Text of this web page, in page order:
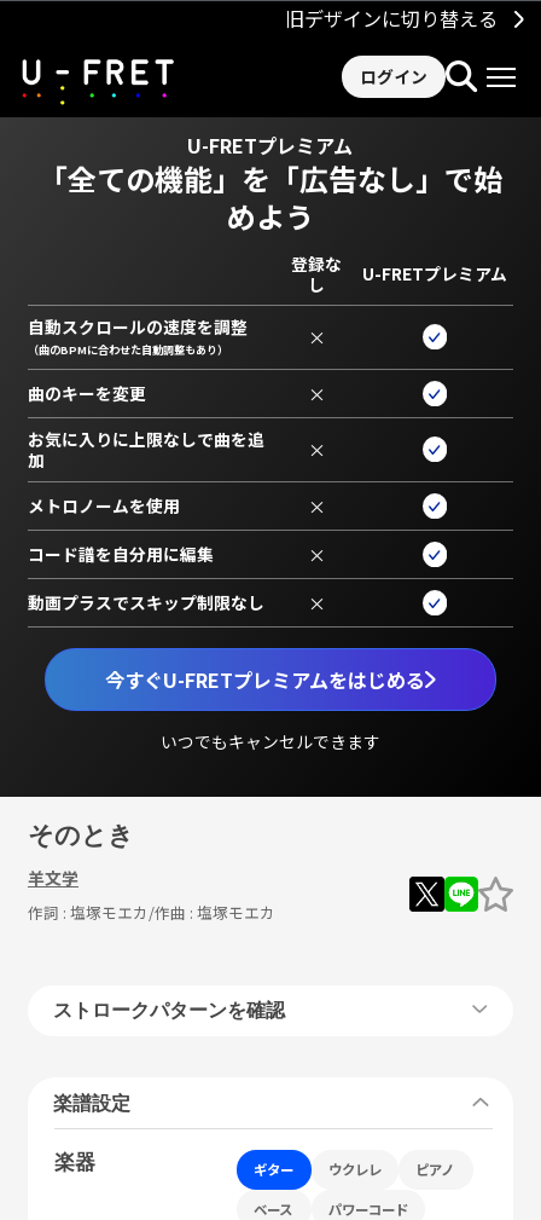
旧デザインに切り替える
ログイン
U-FRETプレミアム
「全ての機能」を 「広告なし」で始
めよう
今すぐU-FRETプレミアムをはじめる
いつでもキャンセルできます
登録な
し
U-FRETプレミアム
自動スクロールの速度を調整
（曲のBPMに合わせた自動調整もあり） ×
曲のキーを変更 ×
お気に入りに上限なしで曲を追
加
×
メトロノームを使用 ×
コード譜を自分用に編集 ×
動画プラスでスキップ制限なし ×
そのとき
羊文学
作詞 : 塩塚モエカ /作曲 : 塩塚モエカ
ストロークパターンを確認
楽譜設定
楽器 ギター ウクレレ ピアノ
ベース パワーコード